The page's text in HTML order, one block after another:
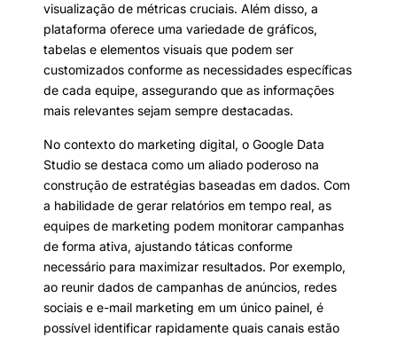
visualização de métricas cruciais. Além disso, a
plataforma oferece uma variedade de gráficos,
tabelas e elementos visuais que podem ser
customizados conforme as necessidades específicas
de cada equipe, assegurando que as informações
mais relevantes sejam sempre destacadas.
No contexto do marketing digital, o Google Data
Studio se destaca como um aliado poderoso na
construção de estratégias baseadas em dados. Com
a habilidade de gerar relatórios em tempo real, as
equipes de marketing podem monitorar campanhas
de forma ativa, ajustando táticas conforme
necessário para maximizar resultados. Por exemplo,
ao reunir dados de campanhas de anúncios, redes
sociais e e-mail marketing em um único painel, é
possível identificar rapidamente quais canais estão